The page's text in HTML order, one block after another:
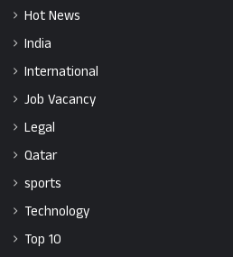
Hot News
India
International
Job Vacancy
Legal
Qatar
sports
Technology
Top 10